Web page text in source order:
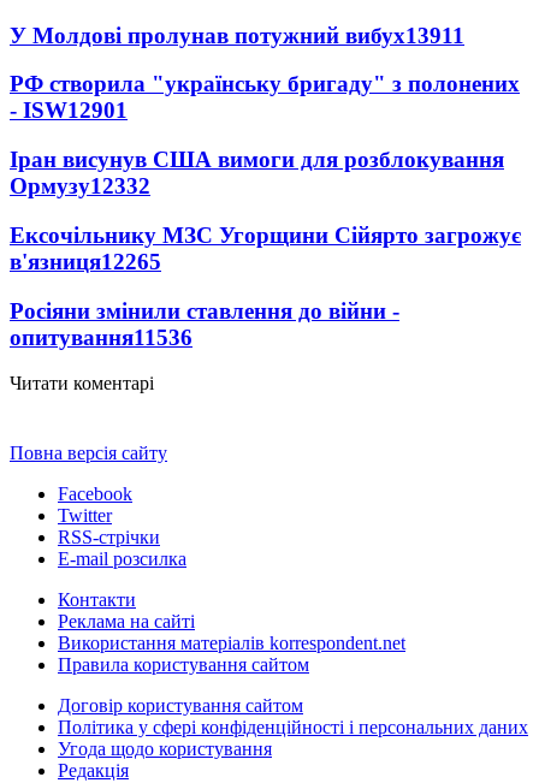
У Молдові пролунав потужний вибух13911
РФ створила "українську бригаду" з полонених
- ISW12901
Іран висунув США вимоги для розблокування
Ормузу12332
Ексочільнику МЗС Угорщини Сійярто загрожує
в'язниця12265
Росіяни змінили ставлення до війни -
опитування11536
Читати коментарі
Повна версія сайту
Facebook
Twitter
RSS-стрічки
E-mail розсилка
Контакти
Реклама на сайті
Використання матеріалів korrespondent.net
Правила користування сайтом
Договір користування сайтом
Політика у сфері конфіденційності і персональних даних
Угода щодо користування
Редакція